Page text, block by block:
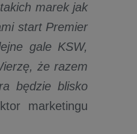
marek jak
start Premier
gale KSW,
że razem
będzie blisko
marketingu